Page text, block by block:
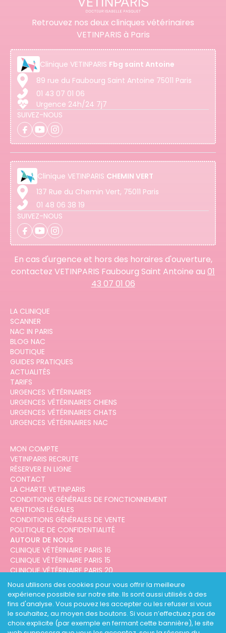
Nous utilisons des cookies pour vous offrir la meilleure
expérience possible sur notre site. Ils sont aussi utilisés à des
fins d'analyse. Vous pouvez les accepter ou les refuser si vous
le souhaitez, au moyen des boutons. Si vous n’effectuez pas de
choix explicite (par exemple en fermant cette bannière), le site
Retrouvez nos deux cliniques vétérinaires
VETINPARIS à Paris
Clinique VETINPARIS Fbg saint Antoine
89 rue du Faubourg Saint Antoine 75011 Paris
01 43 07 01 06
Urgence 24h/24 7j7
SUIVEZ-NOUS
Clinique VETINPARIS CHEMIN VERT
137 Rue du Chemin Vert, 75011 Paris
01 48 06 38 19
SUIVEZ-NOUS
En cas d'urgence et hors des horaires d'ouverture,
contactez VETINPARIS Faubourg Saint Antoine au 01
43 07 01 06
LA CLINIQUE
SCANNER
NAC IN PARIS
BLOG NAC
BOUTIQUE
GUIDES PRATIQUES
ACTUALITÉS
TARIFS
URGENCES VÉTÉRINAIRES
URGENCES VÉTÉRINAIRES CHIENS
URGENCES VÉTÉRINAIRES CHATS
URGENCES VÉTÉRINAIRES NAC
MON COMPTE
VETINPARIS RECRUTE
RÉSERVER EN LIGNE
CONTACT
LA CHARTE VETINPARIS
CONDITIONS GÉNÉRALES DE FONCTIONNEMENT
MENTIONS LÉGALES
CONDITIONS GÉNÉRALES DE VENTE
POLITIQUE DE CONFIDENTIALITÉ
AUTOUR DE NOUS
CLINIQUE VÉTÉRINAIRE PARIS 16
CLINIQUE VÉTÉRINAIRE PARIS 15
CLINIQUE VÉTÉRINAIRE PARIS 20
CLINIQUE VÉTÉRINAIRE PARIS 12
CLINIQUE VÉTÉRINAIRE PARIS 10
CLINIQUE VÉTÉRINAIRE PARIS 3